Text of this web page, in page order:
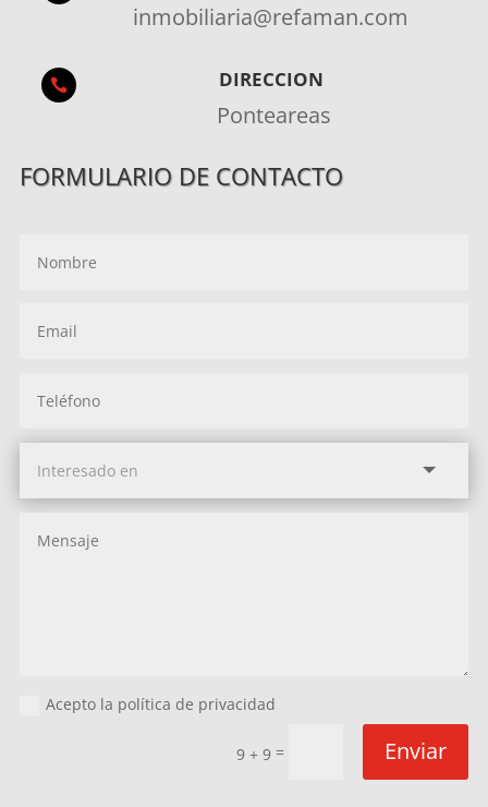
inmobiliaria@refaman.com
 DIRECCION
Ponteareas
FORMULARIO DE CONTACTO
Acepto la política de privacidad
9 + 9 = Enviar